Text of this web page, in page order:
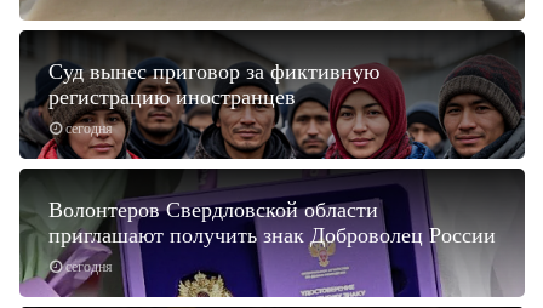
сегодня
Суд вынес приговор за фиктивную
регистрацию иностранцев
сегодня
Волонтеров Свердловской области
приглашают получить знак Доброволец России